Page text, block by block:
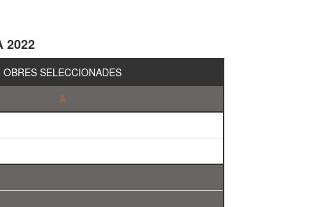
2022
OBRES SELECCIONADES
A